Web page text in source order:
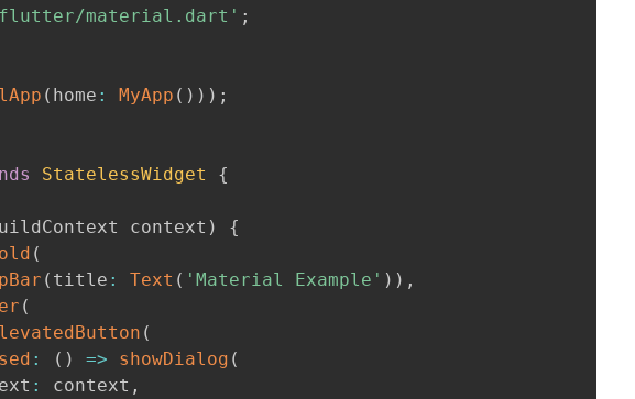
material.dart' ;
( home : MyApp ( ) ) ) ;
StatelessWidget
{
context )
{
(
( title : Text ( 'Material Example' ) ) ,
(
(
: ( ) => showDialog (
: context ,